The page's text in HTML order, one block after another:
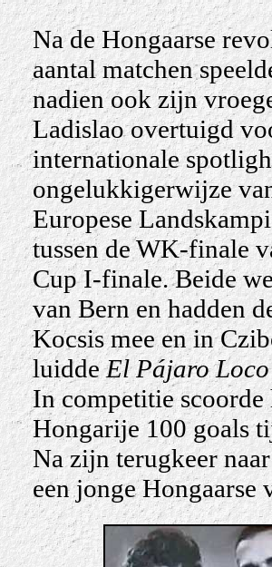
Na de Hongaarse
aantal matchen
nadien ook zijn
Ladislao overtuigd
internationale
ongelukkigerwijze
Europese
tussen de WK-finale
Cup I-finale. Beide
van Bern en hadden
Kocsis mee en in
luiddeEl Pájaro
In competitie
Hongarije 100 goals
Na zijn terugkeer
een jonge Hongaarse